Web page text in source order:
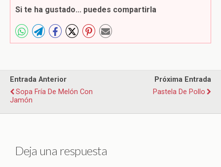
Si te ha gustado... puedes compartirla
Entrada Anterior
Sopa Fría De Melón Con
Jamón
Próxima Entrada
Pastela De Pollo
Deja una respuesta